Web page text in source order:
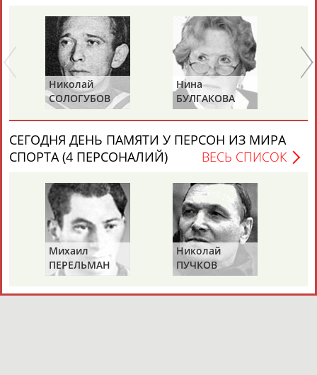
Николай
СОЛОГУБОВ
Нина
БУЛГАКОВА
СЕГОДНЯ ДЕНЬ ПАМЯТИ У ПЕРСОН ИЗ МИРА
СПОРТА (4 ПЕРСОНАЛИЙ)
ВЕСЬ СПИСОК
Михаил
ПЕРЕЛЬМАН
(ПЕРЛЬМАН)
Николай
ПУЧКОВ